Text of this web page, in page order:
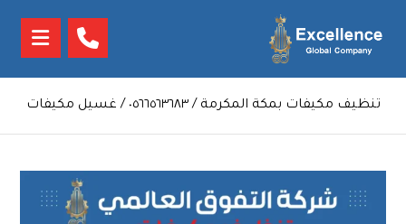
تنظيف مكيفات بمكة المكرمة / ٠٥٦٦٥٦٣٦٨٣ / غسيل مكيفات